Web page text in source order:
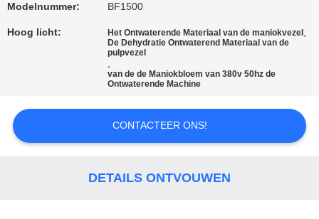
VERZOEK
OM EEN
SITEMAP
Modelnummer: BF1500
Hoog licht: Het Ontwaterende Materiaal van de maniokvezel ,
De Dehydratie Ontwaterend Materiaal van de
pulpvezel
,
van de de Maniokbloem van 380v 50hz de
Ontwaterende Machine
CONTACTEER ONS!
DETAILS ONTVOUWEN